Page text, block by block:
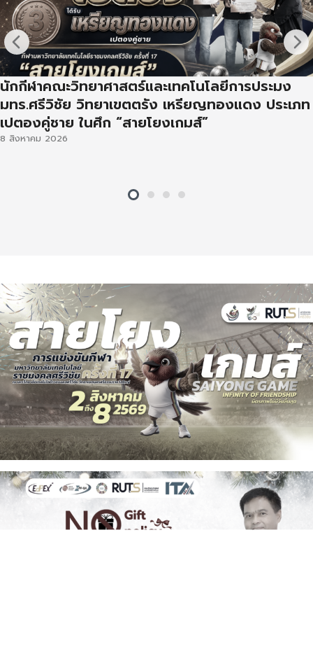
นักกีฬาคณะวิทยาศาสตร์และเทคโนโลยีการประมง
มทร.ศรีวิชัย วิทยาเขตตรัง เหรียญทองแดง ประเภท
เปตองคู่ชาย ในศึก “สายโยงเกมส์”
8 สิงหาคม 2026